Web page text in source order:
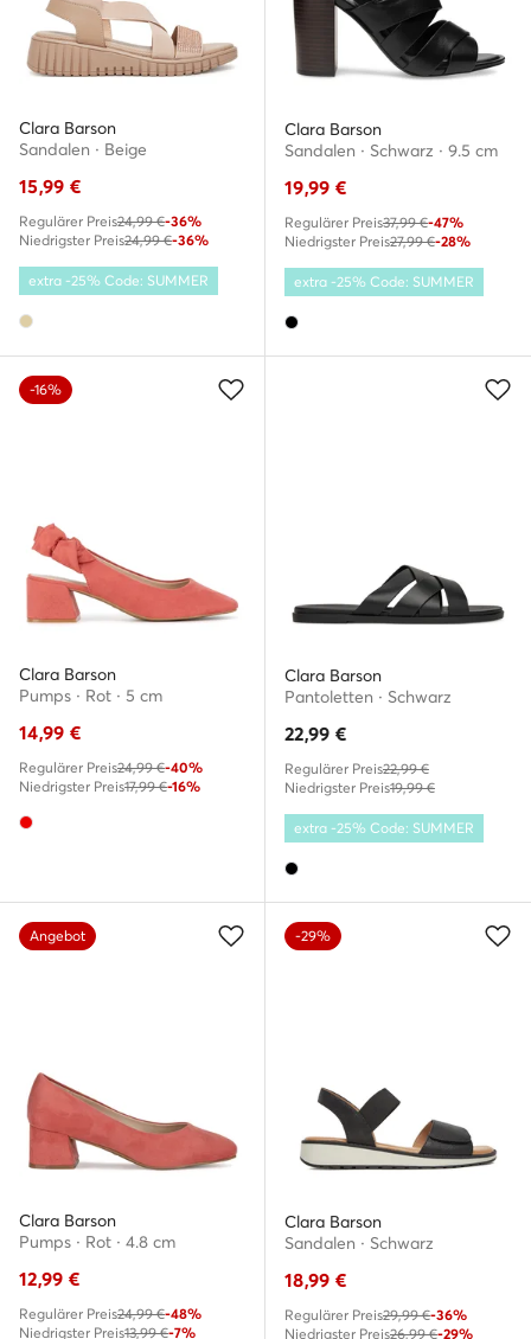
Clara Barson
Sandalen · Beige
15,99 €
Regulärer Preis24,99 €-36%
Niedrigster Preis24,99 €-36%
extra -25% Code: SUMMER
Clara Barson
Sandalen · Schwarz · 9.5 cm
19,99 €
Regulärer Preis37,99 €-47%
Niedrigster Preis27,99 €-28%
extra -25% Code: SUMMER
-16%
Clara Barson
Pumps · Rot · 5 cm
14,99 €
Regulärer Preis24,99 €-40%
Niedrigster Preis17,99 €-16%
Clara Barson
Pantoletten · Schwarz
22,99 €
Regulärer Preis22,99 €
Niedrigster Preis19,99 €
extra -25% Code: SUMMER
Angebot
Clara Barson
Pumps · Rot · 4.8 cm
12,99 €
Regulärer Preis24,99 €-48%
Niedrigster Preis13,99 €-7%
-29%
Clara Barson
Sandalen · Schwarz
18,99 €
Regulärer Preis29,99 €-36%
Niedrigster Preis26,99 €-29%